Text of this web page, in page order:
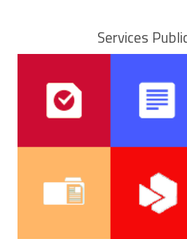
éventuellement, les
constatées depuis
des lieux d'entrée.
À savoir
lors de l'état des lieux de
constatées par rapport à l'état
d'entrée qui sont dues à la
Services